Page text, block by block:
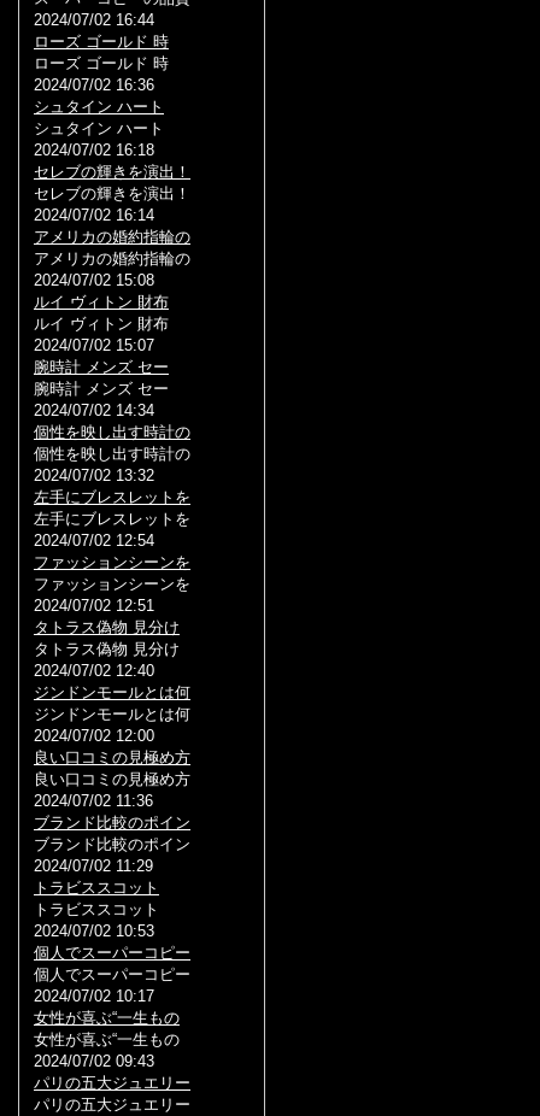
2024/07/02 16:44
ローズ ゴールド 時
ローズ ゴールド 時
2024/07/02 16:36
シュタイン ハート
シュタイン ハート
2024/07/02 16:18
セレブの輝きを演出！
セレブの輝きを演出！
2024/07/02 16:14
アメリカの婚約指輪の
アメリカの婚約指輪の
2024/07/02 15:08
ルイ ヴィトン 財布
ルイ ヴィトン 財布
2024/07/02 15:07
腕時計 メンズ セー
腕時計 メンズ セー
2024/07/02 14:34
個性を映し出す時計の
個性を映し出す時計の
2024/07/02 13:32
左手にブレスレットを
左手にブレスレットを
2024/07/02 12:54
ファッションシーンを
ファッションシーンを
2024/07/02 12:51
タトラス偽物 見分け
タトラス偽物 見分け
2024/07/02 12:40
ジンドンモールとは何
ジンドンモールとは何
2024/07/02 12:00
良い口コミの見極め方
良い口コミの見極め方
2024/07/02 11:36
ブランド比較のポイン
ブランド比較のポイン
2024/07/02 11:29
トラビススコット
トラビススコット
2024/07/02 10:53
個人でスーパーコピー
個人でスーパーコピー
2024/07/02 10:17
女性が喜ぶ“一生もの
女性が喜ぶ“一生もの
2024/07/02 09:43
パリの五大ジュエリー
パリの五大ジュエリー